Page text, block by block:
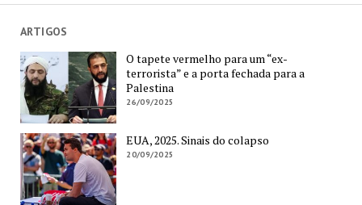
ARTIGOS
O tapete vermelho para um “ex-
terrorista” e a porta fechada para a
Palestina
26/09/2025
EUA, 2025. Sinais do colapso
20/09/2025